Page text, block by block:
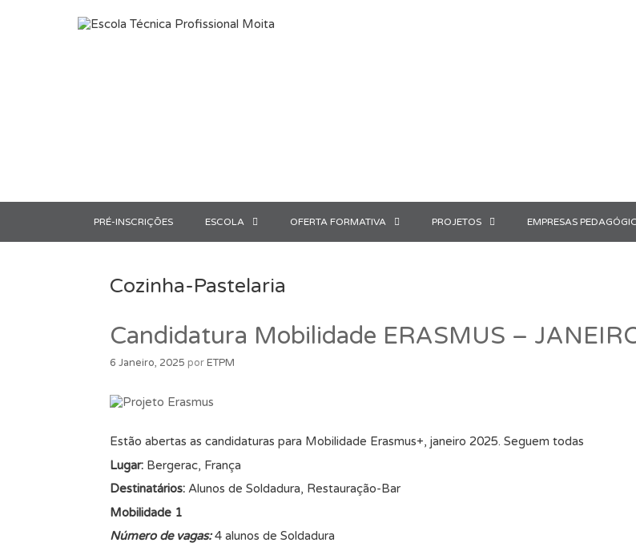
PRÉ-INSCRIÇÕES ESCOLA OFERTA FORMATIVA PROJETOS EMPRESAS
Cozinha-Pastelaria
Candidatura Mobilidade ERASMUS –
6 Janeiro, 2025 porETPM
Estão abertas as candidaturas para Mobilidade Erasmus+, janeiro 2025. Seguem todas
Lugar: Bergerac, França
Destinatários: Alunos de Soldadura, Restauração-Bar
Mobilidade 1
Número de vagas:4 alunos de Soldadura